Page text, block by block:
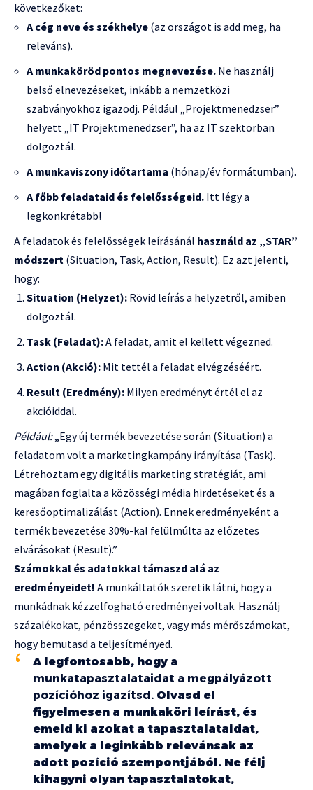
következőket:
A cég neve és székhelye (az országot is add meg, ha
releváns).
A munkaköröd pontos megnevezése. Ne használj
belső elnevezéseket, inkább a nemzetközi
szabványokhoz igazodj. Például „Projektmenedzser”
helyett „IT Projektmenedzser”, ha az IT szektorban
dolgoztál.
A munkaviszony időtartama (hónap/év formátumban).
A főbb feladataid és felelősségeid. Itt légy a
legkonkrétabb!
A feladatok és felelősségek leírásánál használd az „STAR”
módszert (Situation, Task, Action, Result). Ez azt jelenti,
hogy:
Situation (Helyzet): Rövid leírás a helyzetről, amiben
dolgoztál.
Task (Feladat):A feladat, amit el kellett végezned.
Action (Akció): Mit tettél a feladat elvégzéséért.
Result (Eredmény): Milyen eredményt értél el az
akcióiddal.
Például:„Egy új termék bevezetése során (Situation) a
feladatom volt a marketingkampány irányítása (Task).
Létrehoztam egy digitális marketing stratégiát, ami
magában foglalta a közösségi média hirdetéseket és a
keresőoptimalizálást (Action). Ennek eredményeként a
termék bevezetése 30%-kal felülmúlta az előzetes
elvárásokat (Result).”
Számokkal és adatokkal támaszd alá az
eredményeidet! A munkáltatók szeretik látni, hogy a
munkádnak kézzelfogható eredményei voltak. Használj
százalékokat, pénzösszegeket, vagy más mérőszámokat,
hogy bemutasd a teljesítményed.
A legfontosabb, hogy a
munkatapasztalataidat a megpályázott
pozícióhoz igazítsd. Olvasd el
figyelmesen a munkaköri leírást, és
emeld ki azokat a tapasztalataidat,
amelyek a leginkább relevánsak az
adott pozíció szempontjából. Ne félj
kihagyni olyan tapasztalatokat,